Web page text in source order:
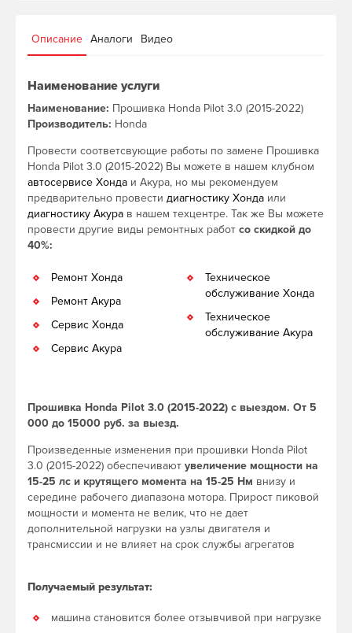
Описание Аналоги Видео
Наименование услуги
Наименование: Прошивка Honda Pilot 3.0 (2015-2022)
Производитель: Honda
Провести соответсвующие работы по замене Прошивка
Honda Pilot 3.0 (2015-2022) Вы можете в нашем клубном
автосервисе Хонда и Акура, но мы рекомендуем
предварительно провести диагностику Хонда или
диагностику Акура в нашем техцентре. Так же Вы можете
провести другие виды ремонтных работ со скидкой до
40%:
Ремонт Хонда
Ремонт Акура
Сервис Хонда
Сервис Акура
Техническое
обслуживание Хонда
Техническое
обслуживание Акура
Прошивка Honda Pilot 3.0 (2015-2022) с выездом. От 5
000 до 15000 руб. за выезд.
Произведенные изменения при прошивки Honda Pilot
3.0 (2015-2022) обеспечивают увеличение мощности на
15-25 лс и крутящего момента на 15-25 Нм внизу и
середине рабочего диапазона мотора. Прирост пиковой
мощности и момента не велик, что не дает
дополнительной нагрузки на узлы двигателя и
трансмиссии и не влияет на срок службы агрегатов
Получаемый результат:
машина становится более отзывчивой при нагрузке